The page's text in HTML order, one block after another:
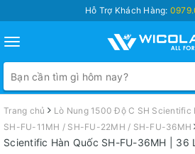
Hỗ Trợ Khách Hàng:
Toggle
navigation
Trang chủ
Lò Nung 1500 Độ C SH
SH-FU-11MH / SH-FU-22MH / SH-FU-36MH
Scientific Hàn Quốc SH-FU-36MH | 36